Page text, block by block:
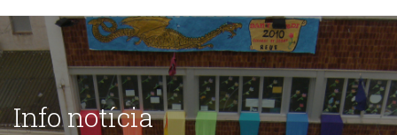
Info notícia